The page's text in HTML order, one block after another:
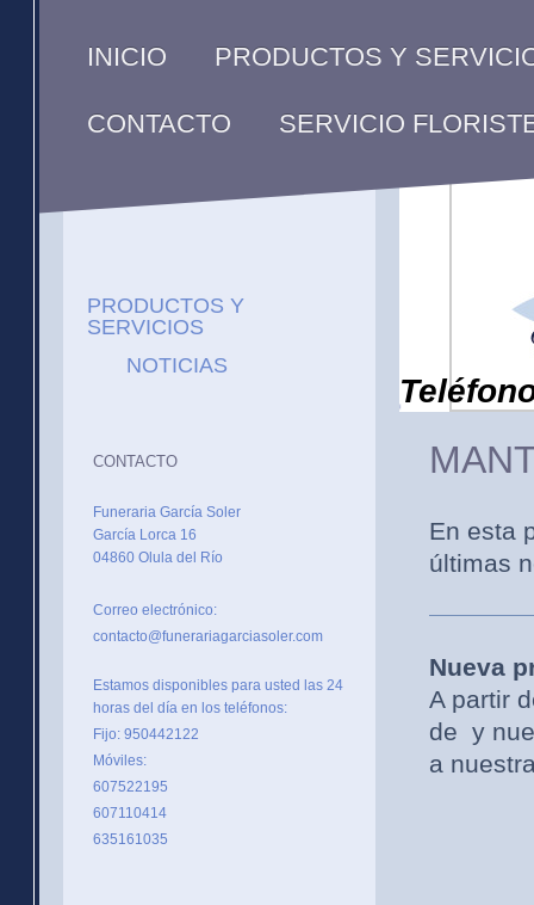
INICIO PRODUCTOS Y
CONTACTO SERVICIO
En esta
últimas
Nueva
A partir
de y
a
PRODUCTOS Y
SERVICIOS
NOTICIAS
CONTACTO
Funeraria García Soler
García Lorca 16
04860 Olula del Río
Correo electrónico:
contacto@funerariagarciasoler.com
Estamos disponibles para usted las 24
horas del día en los teléfonos:
Fijo: 950442122
Móviles:
607522195
607110414
635161035